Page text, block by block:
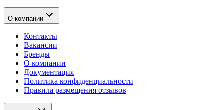
О компании
Контакты
Вакансии
Бренды
О компании
Документация
Политика конфиденциальности
Правила размещения отзывов